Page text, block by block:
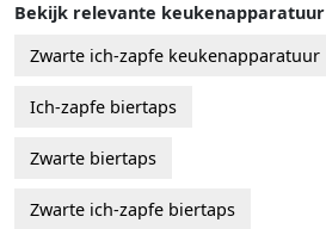
Bekijk relevante keukenapparatuur
Zwarte ich-zapfe keukenapparatuur
Ich-zapfe biertaps
Zwarte biertaps
Zwarte ich-zapfe biertaps